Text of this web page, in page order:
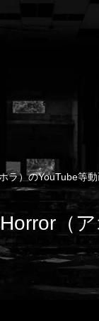
ラ）のYouTube等
（